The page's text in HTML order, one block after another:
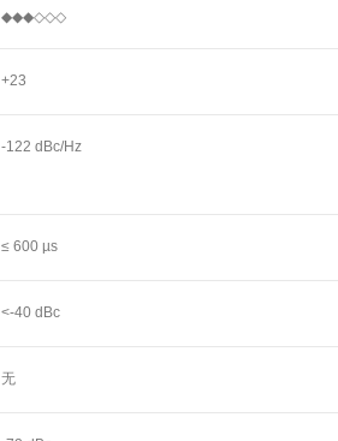
◆◆◆◇◇◇
+23
-122 dBc/Hz
≤ 600 µs
<-40 dBc
无